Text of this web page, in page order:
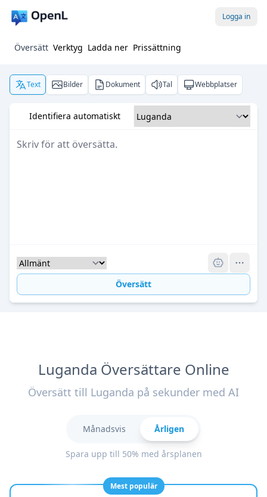
Logga in
Översätt Verktyg Ladda ner Prissättning
Text Bilder Dokument Tal Webbplatser
Identifiera automatiskt
Översätt
Luganda Översättare Online
Översätt till Luganda på sekunder med AI
Månadsvis Årligen
Spara upp till 50% med årsplanen
Mest populär